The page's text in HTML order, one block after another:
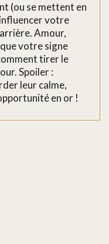
(ou se mettent en
votre
Amour,
votre signe
tirer le
Spoiler :
leur calme,
en or !